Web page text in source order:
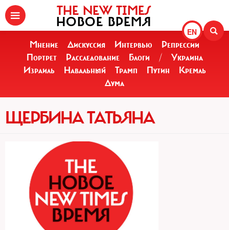
EN
THE NEW TIMES
НОВОЕ ВРЕМЯ
Мнение Дискуссия Интервью
Репрессии
Портрет
Расследование Блоги /
Украина
Израиль
Навальный Трамп Путин
Кремль
Дума
ЩЕРБИНА ТАТЬЯНА